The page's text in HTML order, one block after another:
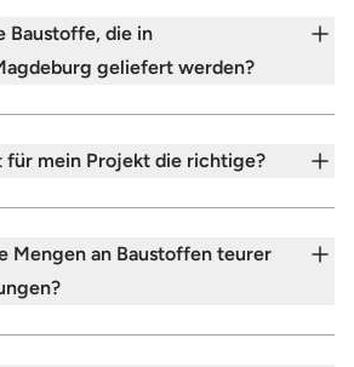
Baustoffe, die in
geliefert werden?
für mein Projekt die richtige?
Mengen an Baustoffen teurer